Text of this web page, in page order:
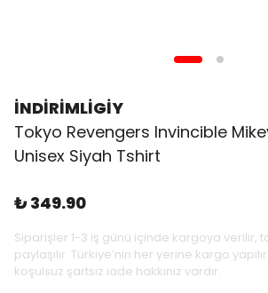
İNDİRİMLİGİY
Tokyo Revengers Invincible
Unisex Siyah Tshirt
₺ 349.90
Siparişler 1-3 iş günü içinde kargoya verilir,
paylaşılır. Türkiye’nin her yerine kargo
koşulsuz şartsız iade hakkınız vardır.